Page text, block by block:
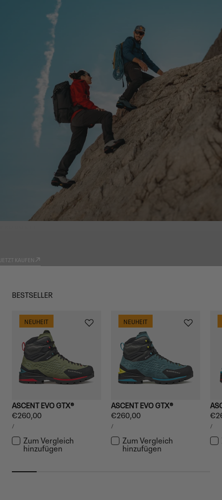
JETZT KAUFEN
BESTSELLER
NEUHEIT
ASCENT EVO GTX®
Regulärer
Preis
€260,00
STÜCKPREIS
/PRO
Zum Vergleich
hinzufügen
NEUHEIT
ASCENT EVO GTX®
Regulärer
Preis
€260,00
STÜCKPREIS
/PRO
Zum Vergleich
hinzufügen
/